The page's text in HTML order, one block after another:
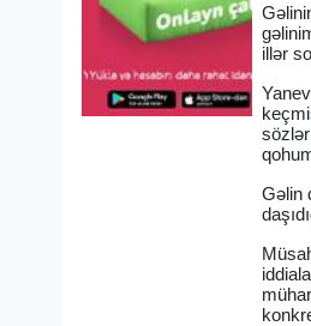
illər
Gəlin